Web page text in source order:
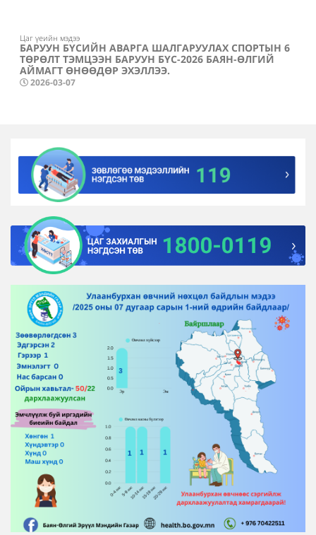
Цаг үеийн мэдээ
БАРУУН БҮСИЙН АВАРГА ШАЛГАРУУЛАХ СПОРТЫН 6
ТӨРӨЛТ ТЭМЦЭЭН БАРУУН БҮС-2026 БАЯН-ӨЛГИЙ
АЙМАГТ ӨНӨӨДӨР ЭХЭЛЛЭЭ.
2026-03-07